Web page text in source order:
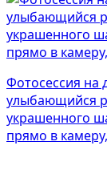
Фотосессия на
улыбающийся
украшенного
прямо в